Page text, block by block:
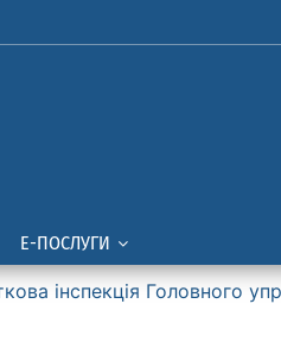
Е-ПОСЛУГИ
інспекція Головного